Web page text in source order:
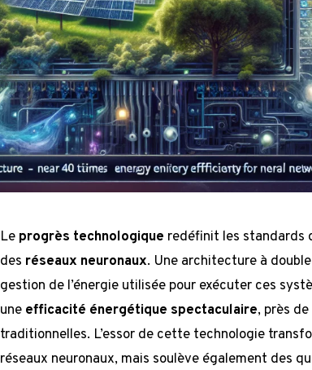
Le progrès technologique redéfinit les standards
des réseaux neuronaux. Une architecture à
gestion de l’énergie utilisée pour exécuter ces
une efficacité énergétique spectaculaire, près de
traditionnelles. L’essor de cette technologie
réseaux neuronaux, mais soulève également des